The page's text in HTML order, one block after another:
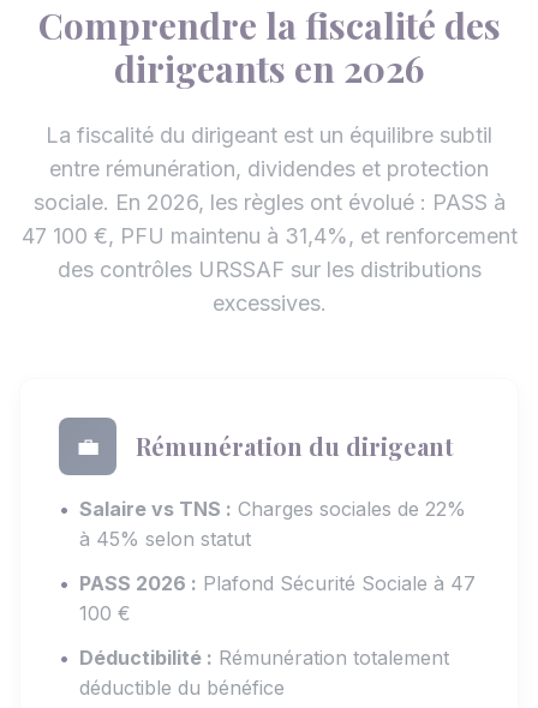
Comprendre la fiscalité des
dirigeants en 2026
La fiscalité du dirigeant est un équilibre subtil
entre rémunération, dividendes et protection
sociale. En 2026, les règles ont évolué : PASS à
47 100 €, PFU maintenu à 31,4%, et renforcement
des contrôles URSSAF sur les distributions
excessives.
💼 Rémunération du dirigeant
• Salaire vs TNS : Charges sociales de 22%
à 45% selon statut
• PASS 2026 : Plafond Sécurité Sociale à 47
100 €
• Déductibilité : Rémunération totalement
déductible du bénéfice